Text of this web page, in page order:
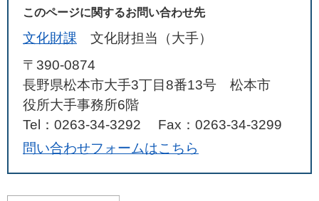
このページに関するお問い合わせ先
文化財課
文化財担当（大手）
〒390-0874
長野県松本市大手3丁目8番13号 松本市
役所大手事務所6階
Tel：0263-34-3292
Fax：0263-34-3299
問い合わせフォームはこちら